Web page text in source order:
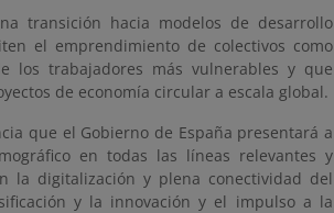
transición hacia modelos de desarrollo
el emprendimiento de colectivos como
los trabajadores más vulnerables y que
de economía circular a escala global.
que el Gobierno de España presentará a
en todas las líneas relevantes y
la digitalización y plena conectividad del
y la innovación y el impulso a la